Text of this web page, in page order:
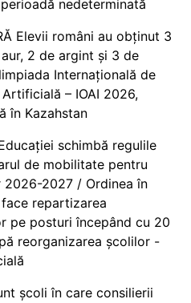
nedeterminată
Elevii români au obținut 3
2 de argint și 3 de
Internațională de
– IOAI 2026,
în Kazahstan
schimbă regulile
de mobilitate pentru
2026-2027 / Ordinea în
repartizarea
pe posturi începând cu 20
reorganizarea școlilor -
școli în care consilierii